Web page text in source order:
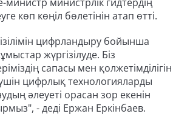
көп көңіл бөлетінін атап өтті.
цифрландыру бойынша
жүргізілуде. Біз
сапасы мен қолжетімділігін
цифрлық технологияларды
әлеуеті орасан зор екенін
- деді Ержан Еркінбаев.